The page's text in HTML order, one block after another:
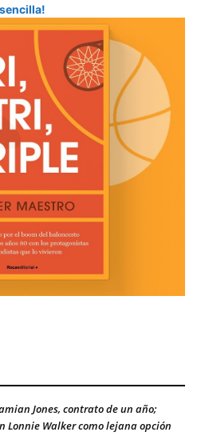
sencilla!
Jones, contrato de un año;
Lonnie Walker como lejana opción